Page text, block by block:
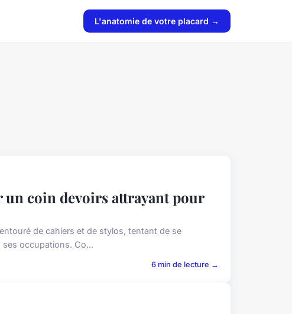
L'anatomie de votre placard →
un coin devoirs attrayant pour
de cahiers et de stylos, tentant de se
ses occupations. Co...
6 min de lecture →